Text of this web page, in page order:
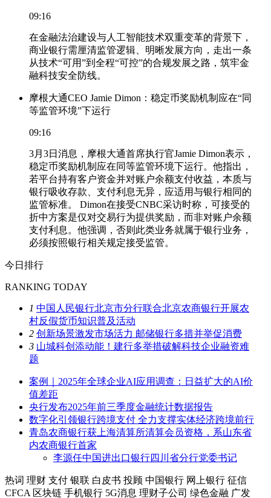
09:16
在金融法治建设与人工智能技术双重变革的背景下，
商业银行需厘清监管逻辑、明晰发展方向，走出一条
从技术“可用”到全程“可控”的合规发展之路，筑牢金
融科技安全防线。
摩根大通CEO Jamie Dimon：稳定币奖励机制应在“同
等监管环境”下运行
09:16
3月3日消息，摩根大通首席执行官Jamie Dimon表示，
稳定币奖励机制应在同等监管环境下运行。他指出，
若平台持有客户资金并对账户余额支付收益，本质与
银行吸收存款、支付利息无异，应适用与银行相同的
监管标准。 Dimon在接受CNBC采访时称，可接受的
折中方案是仅对交易行为提供奖励，而非对账户余额
支付利息。他强调，否则此类业务就属于银行业务，
必须按照银行相关规定接受监管。
今日排行
RANKING TODAY
1 中国人民银行北京市分行联合北京农商银行开展农
村反假货币知识普及活动
2 创新场景激发市场活力 邮储银行多措并举促消费
3 山城科创添动能！建行多举措破解科技企业融资难
题
案例｜2025年全球企业AI应用调查：日益扩大的AI价
值差距
央行发布2025年前三季度金融统计数据报告
数字化引领银行跨境支付 全力支撑实体经济跨境前行
青岛农商银行获上海清算所清算会员资格，系山东省
内农商银行首家
李源任中国进出口银行四川省分行党委书记
热词 理财 支付 银联 白皮书 投顾 中国银行 网上银行 征信
CFCA 区块链 手机银行 5G消息 理财子公司 绿色金融 广发